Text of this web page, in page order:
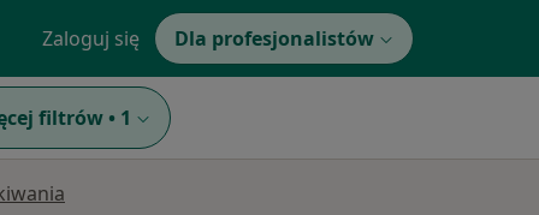
Zaloguj się Dla profesjonalistów
filtrów • 1